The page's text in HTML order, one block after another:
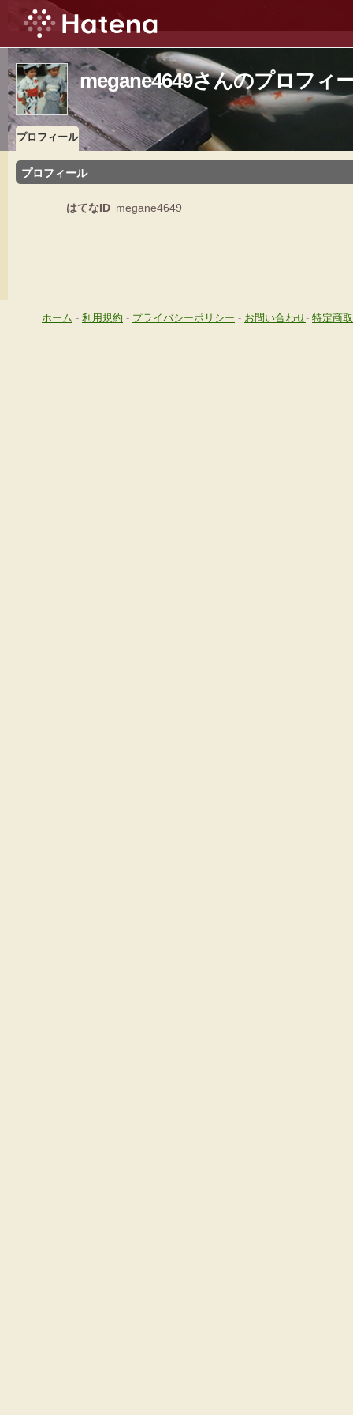
megane4649さんのプロフィ
プロフィール
プロフィール
はてなID megane4649
ホーム - 利用規約 - プライバシーポリシー - お問い合わせ- 特定商